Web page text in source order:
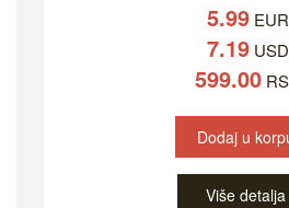
5.99 EUR
7.19 USD
599.00
Dodaj u
Više detalja